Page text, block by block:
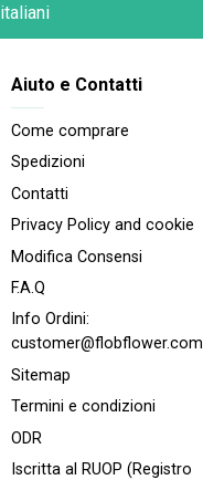
italiani
Aiuto e Contatti
Come comprare
Spedizioni
Contatti
Privacy Policy and cookie
Modifica Consensi
F.A.Q
Info Ordini:
customer@flobflower.com
Sitemap
Termini e condizioni
ODR
Iscritta al RUOP (Registro